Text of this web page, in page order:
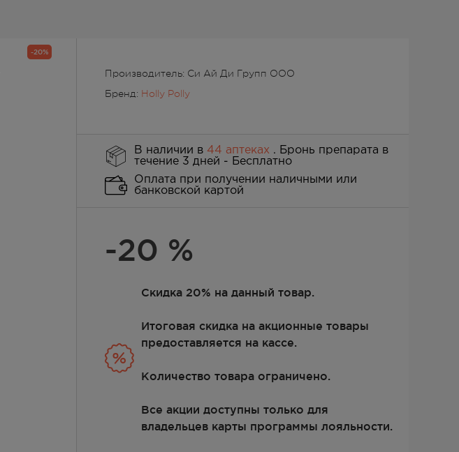
-20%
Производитель: Си Ай Ди Групп ООО
Бренд: Holly Polly
В наличии в 44 аптеках . Бронь препарата в
течение 3 дней - Бесплатно
Оплата при получении наличными или
банковской картой
-20 %
Скидка 20% на данный товар.
Итоговая скидка на акционные товары
предоставляется на кассе.
Количество товара ограничено.
Все акции доступны только для
владельцев карты программы лояльности.